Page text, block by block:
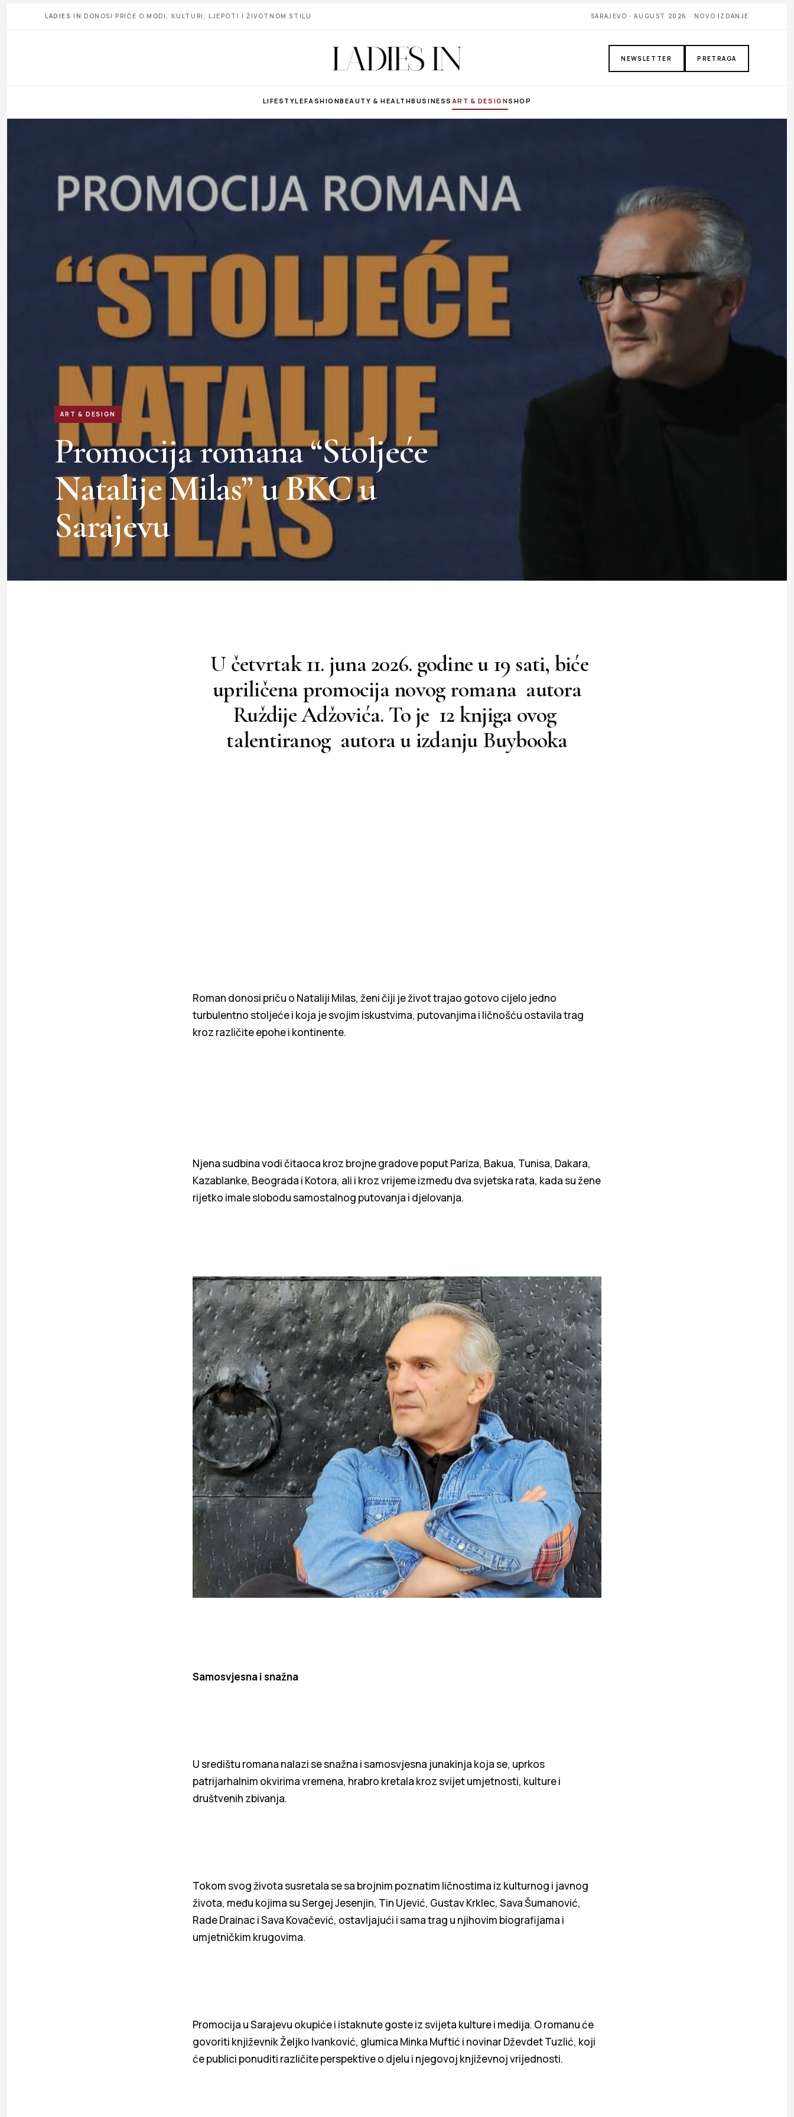
LADIES IN DONOSI PRIČE O MODI, KULTURI, LJEPOTI I ŽIVOTNOM STILU SARAJEVO · AUGUST 2026 · NOVO IZDANJE
NEWSLETTER PRETRAGA
LIFESTYLEFASHIONBEAUTY & HEALTHBUSINESS ART & DESIGNSHOP
ART & DESIGN
Promocija romana “Stoljeće
Natalije Milas” u BKC u
Sarajevu
U četvrtak 11. juna 2026. godine u 19 sati, biće
upriličena promocija novog romana autora
Ruždije Adžovića. To je 12 knjiga ovog
talentiranog autora u izdanju Buybooka
Roman donosi priču o Nataliji Milas, ženi čiji je život trajao gotovo cijelo jedno
turbulentno stoljeće i koja je svojim iskustvima, putovanjima i ličnošću ostavila trag
kroz različite epohe i kontinente.
Njena sudbina vodi čitaoca kroz brojne gradove poput Pariza, Bakua, Tunisa, Dakara,
Kazablanke, Beograda i Kotora, ali i kroz vrijeme između dva svjetska rata, kada su žene
rijetko imale slobodu samostalnog putovanja i djelovanja.
Samosvjesna i snažna
U središtu romana nalazi se snažna i samosvjesna junakinja koja se, uprkos
patrijarhalnim okvirima vremena, hrabro kretala kroz svijet umjetnosti, kulture i
društvenih zbivanja.
Tokom svog života susretala se sa brojnim poznatim ličnostima iz kulturnog i javnog
života, među kojima su Sergej Jesenjin, Tin Ujević, Gustav Krklec, Sava Šumanović,
Rade Drainac i Sava Kovačević, ostavljajući i sama trag u njihovim biografijama i
umjetničkim krugovima.
Promocija u Sarajevu okupiće i istaknute goste iz svijeta kulture i medija. O romanu će
govoriti književnik Željko Ivanković, glumica Minka Muftić i novinar Dževdet Tuzlić, koji
će publici ponuditi različite perspektive o djelu i njegovoj književnoj vrijednosti.